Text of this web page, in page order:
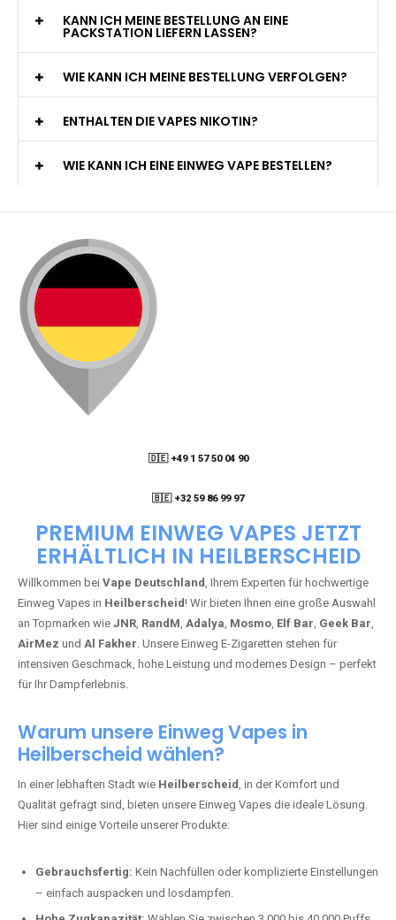
KANN ICH MEINE BESTELLUNG AN EINE
PACKSTATION LIEFERN LASSEN?
WIE KANN ICH MEINE BESTELLUNG VERFOLGEN?
ENTHALTEN DIE VAPES NIKOTIN?
WIE KANN ICH EINE EINWEG VAPE BESTELLEN?
🇩🇪 +49 1 57 50 04 90
🇧🇪 +32 59 86 99 97
PREMIUM EINWEG VAPES JETZT
ERHÄLTLICH IN HEILBERSCHEID
Willkommen bei Vape Deutschland, Ihrem Experten für hochwertige
Einweg Vapes in Heilberscheid! Wir bieten Ihnen eine große Auswahl
an Topmarken wie JNR, RandM, Adalya, Mosmo, Elf Bar, Geek Bar,
AirMez und Al Fakher. Unsere Einweg E-Zigaretten stehen für
intensiven Geschmack, hohe Leistung und modernes Design – perfekt
für Ihr Dampferlebnis.
Warum unsere Einweg Vapes in
Heilberscheid wählen?
In einer lebhaften Stadt wie Heilberscheid, in der Komfort und
Qualität gefragt sind, bieten unsere Einweg Vapes die ideale Lösung.
Hier sind einige Vorteile unserer Produkte:
Gebrauchsfertig: Kein Nachfüllen oder komplizierte Einstellungen
– einfach auspacken und losdampfen.